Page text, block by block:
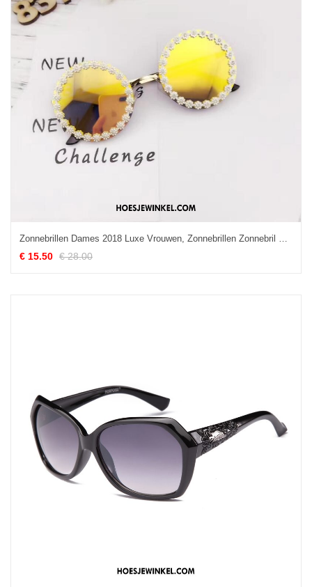
Zonnebrillen Dames 2018 Luxe Vrouwen, Zonnebrillen Zonnebril Bloemen Rot Rosa
€ 15.50 € 28.00